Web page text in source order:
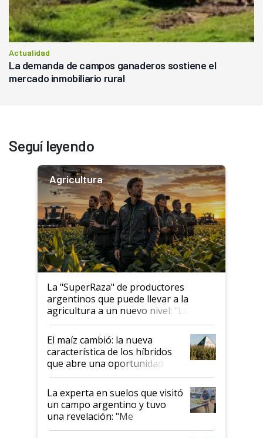
Actualidad
La demanda de campos ganaderos sostiene el
mercado inmobiliario rural
Seguí leyendo
Agricultura
La "SuperRaza" de productores
argentinos que puede llevar a la
agricultura a un nuevo nivel: "Las
posibilidades de crecimiento son
infinitas"
El maíz cambió: la nueva
característica de los híbridos
que abre una oportunidad en
el lote
La experta en suelos que visitó
un campo argentino y tuvo
una revelación: "Me
impresionó mucho"